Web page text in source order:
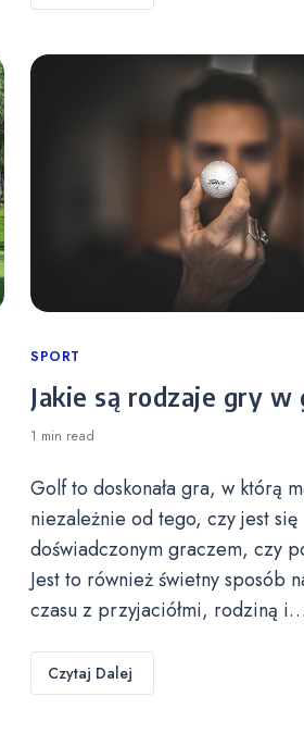
Categories
SPORT
Jakie są rodzaje gry w
1 min read
Golf to doskonała gra, w którą
niezależnie od tego, czy jest się
doświadczonym graczem, czy
Jest to również świetny sposób
czasu z przyjaciółmi, rodziną i…
Czytaj Dalej